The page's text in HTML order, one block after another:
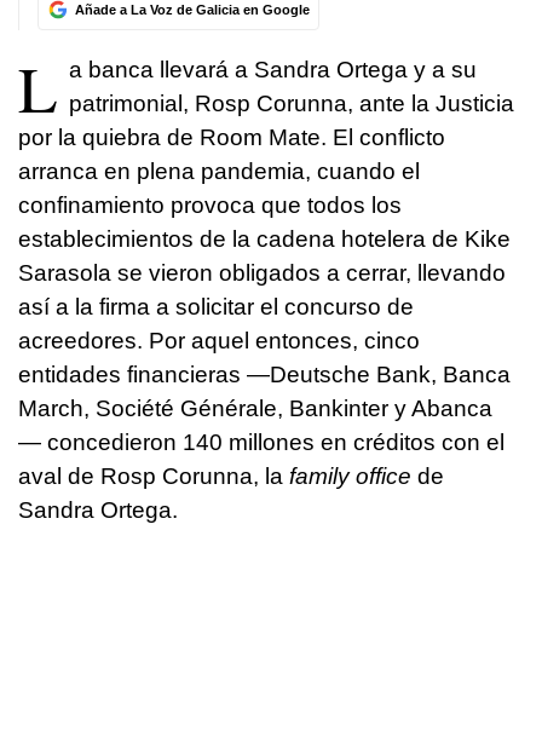
Añade a La Voz de Galicia en Google
L a banca llevará a Sandra Ortega y a su
patrimonial, Rosp Corunna, ante la Justicia
por la quiebra de Room Mate. El conflicto
arranca en plena pandemia, cuando el
confinamiento provoca que todos los
establecimientos de la cadena hotelera de Kike
Sarasola se vieron obligados a cerrar, llevando
así a la firma a solicitar el concurso de
acreedores. Por aquel entonces, cinco
entidades financieras —Deutsche Bank, Banca
March, Société Générale, Bankinter y Abanca
— concedieron 140 millones en créditos con el
aval de Rosp Corunna, la family office de
Sandra Ortega.